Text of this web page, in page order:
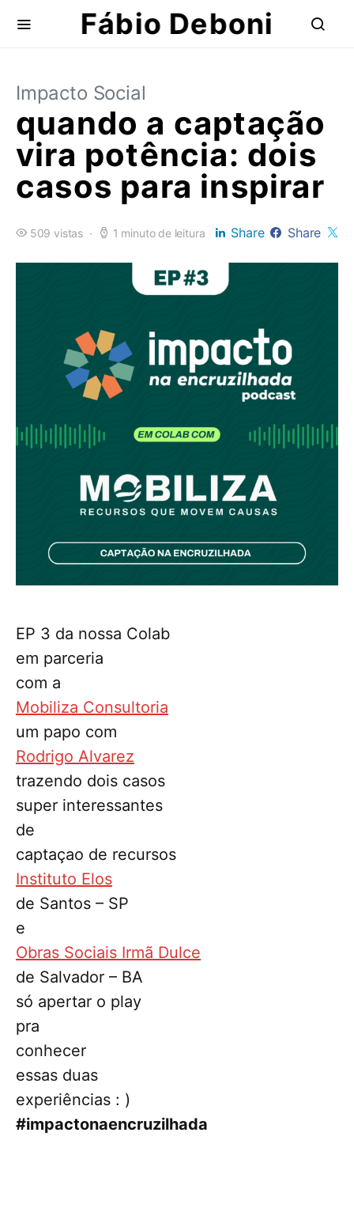
Fábio Deboni
Impacto Social
quando a captação
vira potência: dois
casos para inspirar
509 vistas 1 minuto de leitura Share Share
EP 3 da nossa Colab
em parceria
com a
Mobiliza Consultoria
um papo com
Rodrigo Alvarez
trazendo dois casos
super interessantes
de
captaçao de recursos
Instituto Elos
de Santos – SP
e
Obras Sociais Irmã Dulce
de Salvador – BA
só apertar o play
pra
conhecer
essas duas
experiências : )
#impactonaencruzilhada